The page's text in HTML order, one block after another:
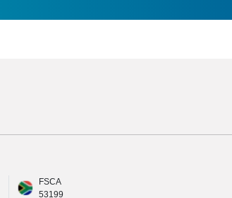
FSCA
53199